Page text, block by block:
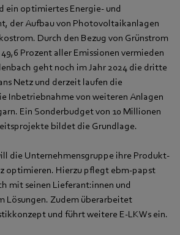
ein optimiertes Energie- und
der Aufbau von Photovoltaikanlagen
Durch den Bezug von Grünstrom
Prozent aller Emissionen vermieden
geht noch im Jahr 2024 die dritte
Netz und derzeit laufen die
Inbetriebnahme von weiteren Anlagen
Ein Sonderbudget von 10 Millionen
bildet die Grundlage.
die Unternehmensgruppe ihre Produkt-
optimieren. Hierzu pflegt ebm‑papst
mit seinen Lieferant:innen und
Lösungen. Zudem überarbeitet
und führt weitere E-LKWs ein.